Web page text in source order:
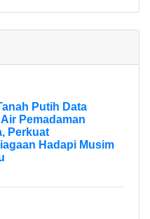
Putih Data
Pemadaman
Perkuat
Hadapi Musim